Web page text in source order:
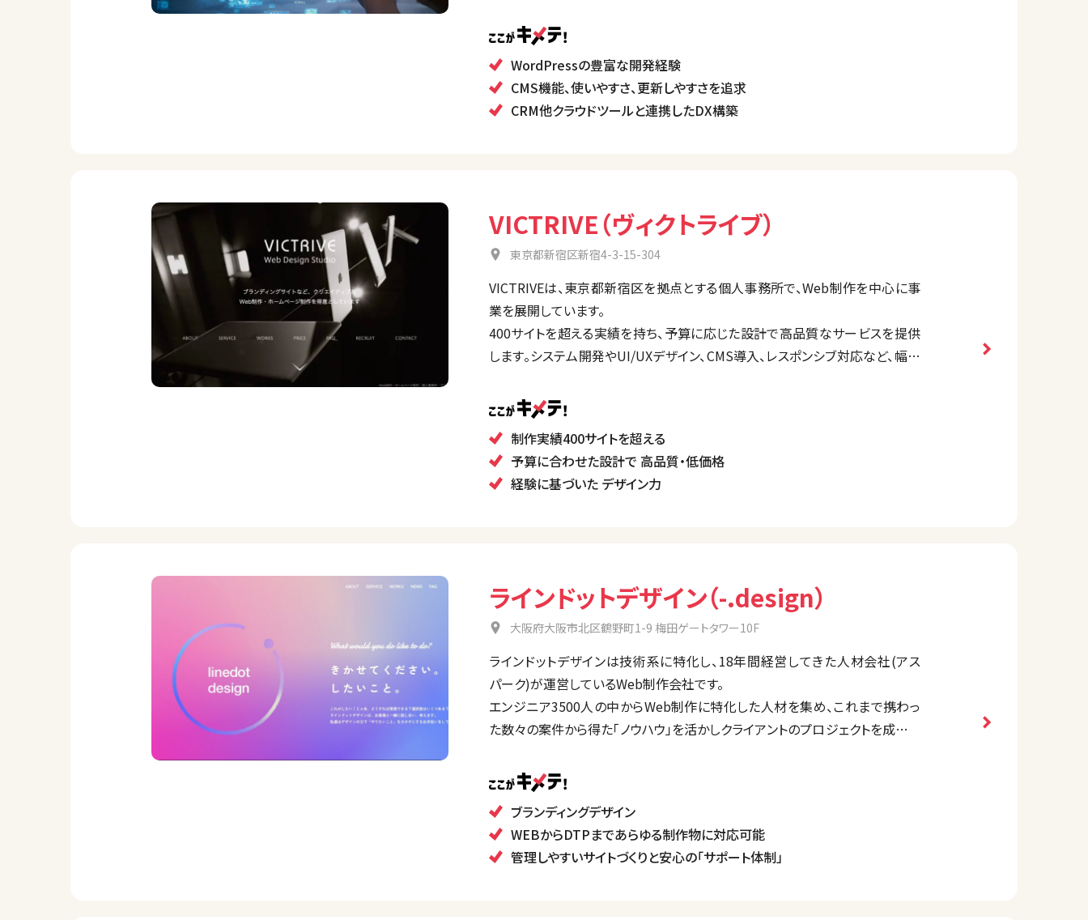
また、会員制サイトや決済機能を含む多機能なWebソリューションも提供しま
WordPressの豊富な開発経験
CMS機能、使いやすさ、更新しやすさを追求
CRM他クラウドツールと連携したDX構築
VICTRIVE（ヴィクトライブ）
東京都新宿区新宿4-3-15-304
VICTRIVEは、東京都新宿区を拠点とする個人事務所で、Web制作を中心に事
業を展開しています。
400サイトを超える実績を持ち、予算に応じた設計で高品質なサービスを提供
します。システム開発やUI/UXデザイン、CMS導入、レスポンシブ対応など、幅広
制作実績400サイトを超える
予算に合わせた設計で 高品質・低価格
経験に基づいた デザイン力
ラインドットデザイン（-.design）
大阪府大阪市北区鶴野町1-9 梅田ゲートタワー10F
ラインドットデザインは技術系に特化し、18年間経営してきた人材会社(アス
パーク)が運営しているWeb制作会社です。
エンジニア3500人の中からWeb制作に特化した人材を集め、これまで携わっ
た数々の案件から得た「ノウハウ」を活かしクライアントのプロジェクトを成功に
【ブランディングデザイン】
ブランディングとは会社の想いや商品・サービスなどの世界観をデザインを通し
て表現をすることです。
私たちはお客様とのヒアリングを何度も重ねて方向性を決定し、目的にブレの
ブランディングデザイン
WEBからDTPまであらゆる制作物に対応可能
管理しやすいサイトづくりと安心の「サポート体制」